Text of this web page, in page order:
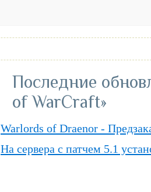
Последние
of WarCraft»
Warlords of Draenor -
На сервера с патчем 5.1